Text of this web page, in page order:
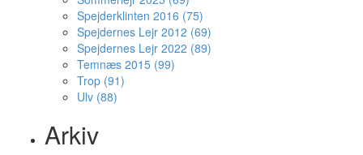
Spejderklinten 2016 (75)
Spejdernes Lejr 2012 (69)
Spejdernes Lejr 2022 (89)
Temnæs 2015 (99)
Trop (91)
Ulv (88)
Arkiv